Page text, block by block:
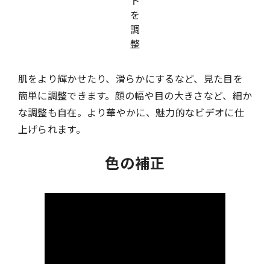
肌をより輝かせたり、滑らかにするなど、見た目を
簡単に調整できます。顔の幅や目の大きさなど、細か
な調整も自在。より華やかに、魅力的なビデオに仕
上げられます。
色の補正